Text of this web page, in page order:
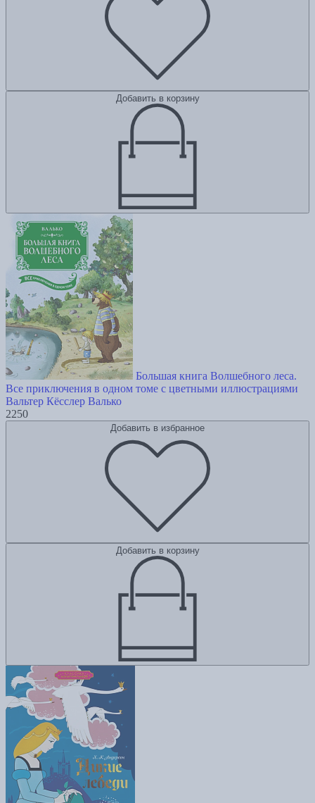
Добавить в корзину
Большая книга Волшебного леса.
Все приключения в одном томе с цветными иллюстрациями
Вальтер Кёсслер Валько
2250
Добавить в избранное
Добавить в корзину